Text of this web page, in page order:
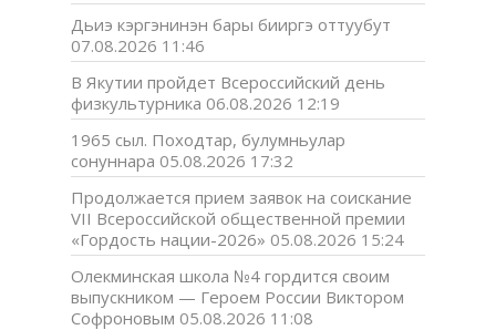
Дьиэ кэргэнинэн бары бииргэ оттуубут
07.08.2026 11:46
В Якутии пройдет Всероссийский день
физкультурника 06.08.2026 12:19
1965 сыл. Походтар, булумньулар
сонуннара 05.08.2026 17:32
Продолжается прием заявок на соискание
VII Всероссийской общественной премии
«Гордость нации-2026» 05.08.2026 15:24
Олекминская школа №4 гордится своим
выпускником — Героем России Виктором
Софроновым 05.08.2026 11:08